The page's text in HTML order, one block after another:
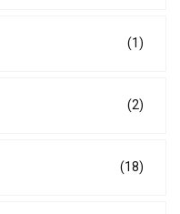
(1)
(2)
(18)